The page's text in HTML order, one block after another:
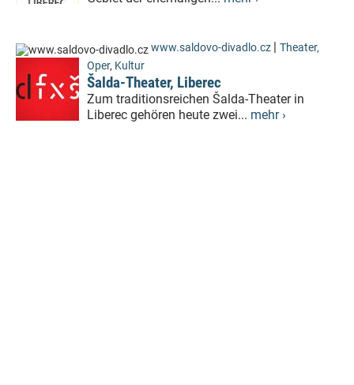
www.saldovo-divadlo.cz | Theater,
Oper, Kultur
Šalda-Theater, Liberec
Zum traditionsreichen Šalda-Theater in
Liberec gehören heute zwei... mehr ›